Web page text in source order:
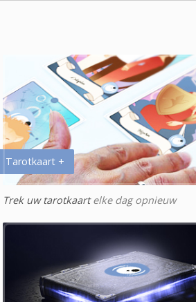
Tarotkaart +
Trek uw tarotkaartelke dag opnieuw